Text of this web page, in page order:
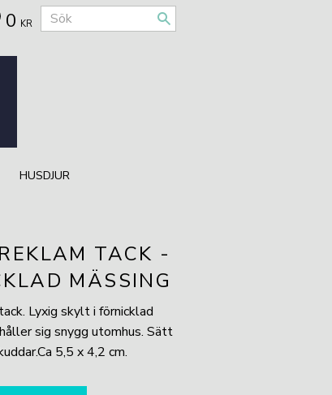
0 KR
HUSDJUR
TACK -
MÄSSING
Lyxig skylt i förnicklad
sig snygg utomhus. Sätt
5,5 x 4,2 cm.